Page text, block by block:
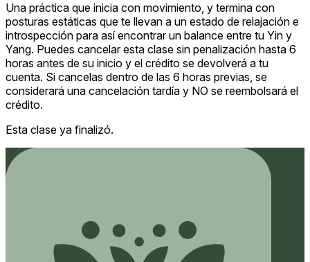
Una práctica que inicia con movimiento, y termina con
posturas estáticas que te llevan a un estado de relajación e
introspección para así encontrar un balance entre tu Yin y
Yang. Puedes cancelar esta clase sin penalización hasta 6
horas antes de su inicio y el crédito se devolverá a tu
cuenta. Si cancelas dentro de las 6 horas previas, se
considerará una cancelación tardía y NO se reembolsará el
crédito.
Esta clase ya finalizó.